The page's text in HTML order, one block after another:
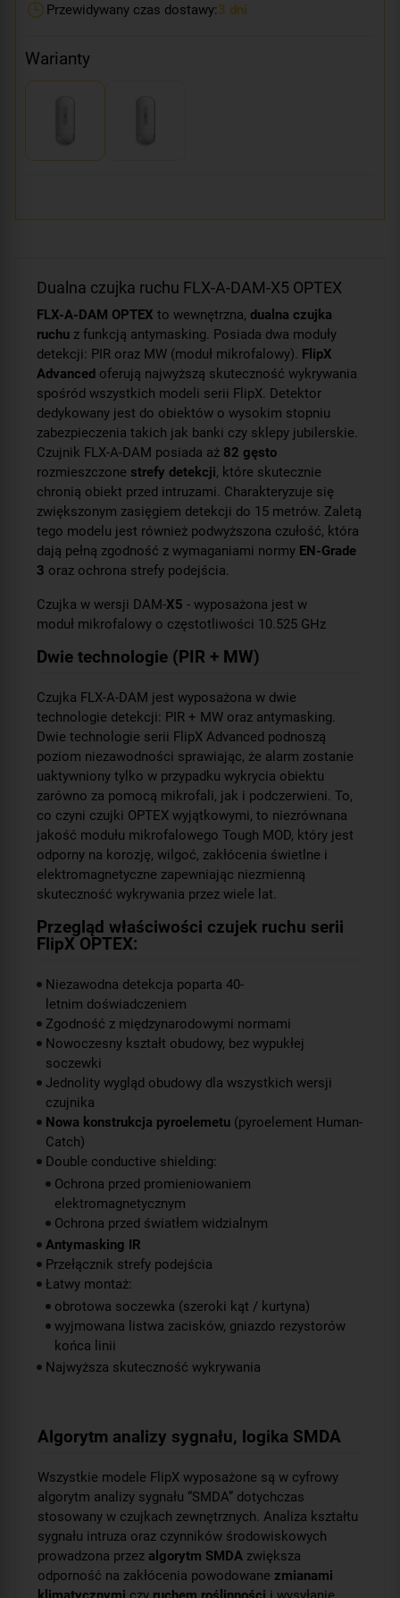
Przewidywany czas dostawy:3 dni
Warianty
Dualna czujka ruchu FLX-A-DAM-X5 OPTEX
FLX-A-DAM OPTEX to wewnętrzna, dualna czujka
ruchu z funkcją antymasking. Posiada dwa moduły
detekcji: PIR oraz MW (moduł mikrofalowy). FlipX
Advanced oferują najwyższą skuteczność wykrywania
spośród wszystkich modeli serii FlipX. Detektor
dedykowany jest do obiektów o wysokim stopniu
zabezpieczenia takich jak banki czy sklepy jubilerskie.
Czujnik FLX-A-DAM posiada aż 82 gęsto
rozmieszczone strefy detekcji, które skutecznie
chronią obiekt przed intruzami. Charakteryzuje się
zwiększonym zasięgiem detekcji do 15 metrów. Zaletą
tego modelu jest również podwyższona czułość, która
dają pełną zgodność z wymaganiami normy EN-Grade
3 oraz ochrona strefy podejścia.
Czujka w wersji DAM-X5 - wyposażona jest w
moduł mikrofalowy o częstotliwości 10.525 GHz
Dwie technologie (PIR + MW)
Czujka FLX-A-DAM jest wyposażona w dwie
technologie detekcji: PIR + MW oraz antymasking.
Dwie technologie serii FlipX Advanced podnoszą
poziom niezawodności sprawiając, że alarm zostanie
uaktywniony tylko w przypadku wykrycia obiektu
zarówno za pomocą mikrofali, jak i podczerwieni. To,
co czyni czujki OPTEX wyjątkowymi, to niezrównana
jakość modułu mikrofalowego Tough MOD, który jest
odporny na korozję, wilgoć, zakłócenia świetlne i
elektromagnetyczne zapewniając niezmienną
skuteczność wykrywania przez wiele lat.
Przegląd właściwości czujek ruchu serii
FlipX OPTEX:
Niezawodna detekcja poparta 40-
letnim doświadczeniem
Zgodność z międzynarodowymi normami
Nowoczesny kształt obudowy, bez wypukłej
soczewki
Jednolity wygląd obudowy dla wszystkich wersji
czujnika
Nowa konstrukcja pyroelemetu (pyroelement Human-
Catch)
Double conductive shielding:
Ochrona przed promieniowaniem
elektromagnetycznym
Ochrona przed światłem widzialnym
Antymasking IR
Przełącznik strefy podejścia
Łatwy montaż:
obrotowa soczewka (szeroki kąt / kurtyna)
wyjmowana listwa zacisków, gniazdo rezystorów
końca linii
Najwyższa skuteczność wykrywania
Algorytm analizy sygnału, logika SMDA
Wszystkie modele FlipX wyposażone są w cyfrowy
algorytm analizy sygnału “SMDA” dotychczas
stosowany w czujkach zewnętrznych. Analiza kształtu
sygnału intruza oraz czynników środowiskowych
prowadzona przez algorytm SMDA zwiększa
odporność na zakłócenia powodowane zmianami